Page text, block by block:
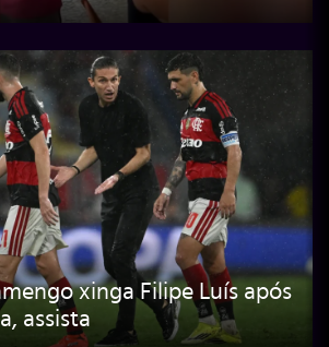
xinga Filipe Luís após
assista